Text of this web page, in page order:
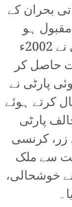
کے مالیاتی بحران کے
مقبول ہو
گئیں، جس کے باعث اے کے پی نے 2002ء
حاصل کر
پارٹی نے
کرتے ہوئے
پارٹی
زر، کرنسی
سے ملک
خوشحالی،